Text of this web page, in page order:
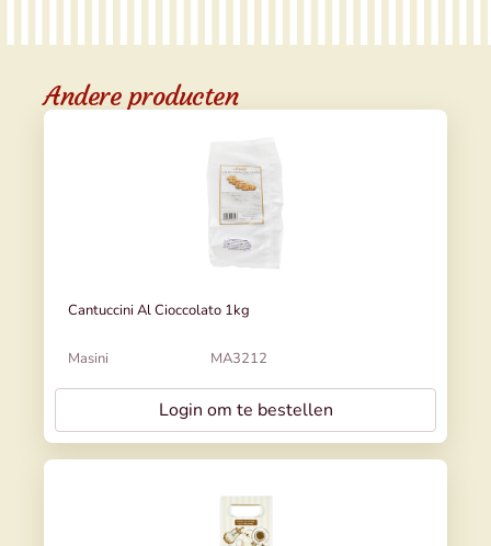
Andere producten
Cantuccini Al Cioccolato 1kg
Masini MA3212
Login om te bestellen